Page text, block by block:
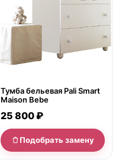
Тумба бельевая Pali Smart
Maison Bebe
25 800 ₽
Подобрать замену